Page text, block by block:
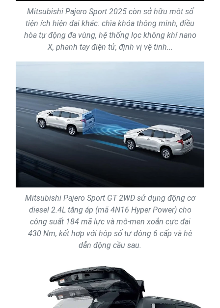
Mitsubishi Pajero Sport 2025 còn sở hữu một số
tiện ích hiện đại khác: chìa khóa thông minh, điều
hòa tự động đa vùng, hệ thống lọc không khí nano
X, phanh tay điện tử, định vị vệ tinh...
Mitsubishi Pajero Sport GT 2WD sử dụng động cơ
diesel 2.4L tăng áp (mã 4N16 Hyper Power) cho
công suất 184 mã lực và mô-men xoắn cực đại
430 Nm, kết hợp với hộp số tự động 6 cấp và hệ
dẫn động cầu sau.